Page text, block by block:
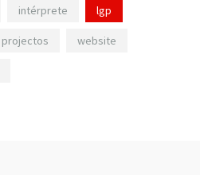
intérprete lgp
projectos website